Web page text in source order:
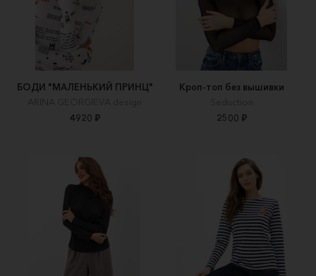
БОДИ "МАЛЕНЬКИЙ ПРИНЦ"
ARINA GEORGIEVA design
4920 ₽
Кроп-топ без вышивки
Seduction
2500 ₽